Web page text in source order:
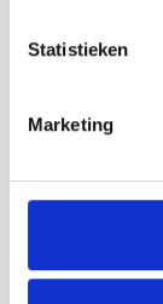
Statistieken
Marketing